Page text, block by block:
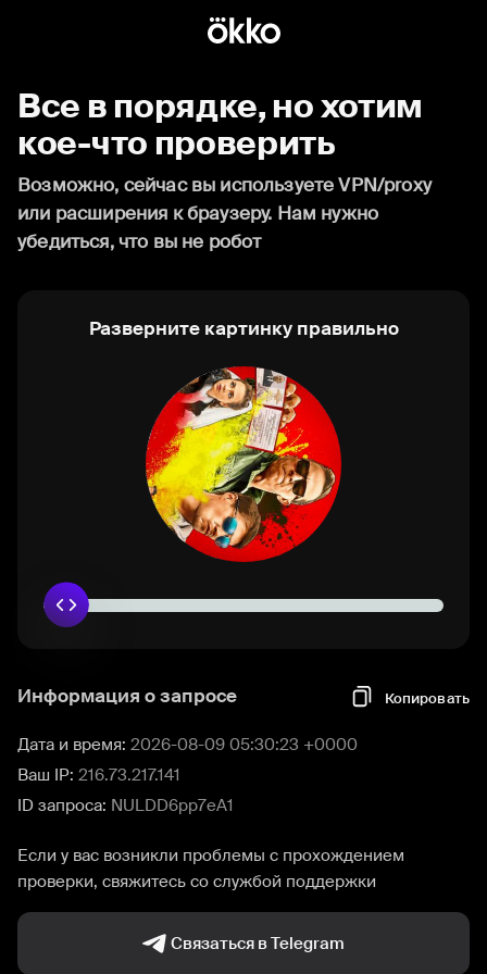
Все в порядке, но хотим
кое-что проверить
Возможно, сейчас вы используете VPN/proxy
или расширения к браузеру. Нам нужно
убедиться, что вы не робот
Разверните картинку правильно
Информация о запросе Копировать
Дата и время: 2026-08-09 05:30:23 +0000
Ваш IP: 216.73.217.141
ID запроса: NULDD6pp7eA1
Если у вас возникли проблемы с прохождением
проверки, свяжитесь со службой поддержки
Связаться в Telegram